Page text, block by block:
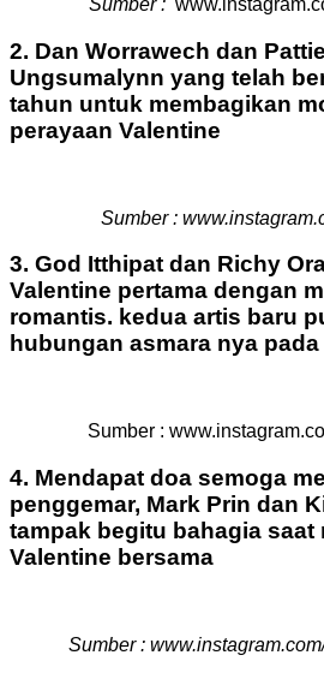
Sumber :
2. Dan Worrawech dan
Ungsumalynn yang telah
tahun untuk membagikan
perayaan Valentine
Sumber :
3. God Itthipat dan Richy
Valentine pertama dengan
romantis. kedua artis baru
hubungan asmara nya
Sumber :
4. Mendapat doa semoga
penggemar, Mark Prin dan
tampak begitu bahagia saat
Valentine bersama
Sumber :